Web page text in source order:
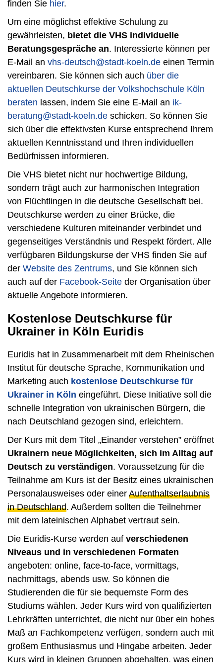
finden Sie hier.
Um eine möglichst effektive Schulung zu
gewährleisten, bietet die VHS individuelle
Beratungsgespräche an. Interessierte können per
E-Mail an vhs-deutsch@stadt-koeln.de einen Termin
vereinbaren. Sie können sich auch über die
aktuellen Deutschkurse der Volkshochschule Köln
beraten lassen, indem Sie eine E-Mail an ik-
beratung@stadt-koeln.de schicken. So können Sie
sich über die effektivsten Kurse entsprechend Ihrem
aktuellen Kenntnisstand und Ihren individuellen
Bedürfnissen informieren.
Die VHS bietet nicht nur hochwertige Bildung,
sondern trägt auch zur harmonischen Integration
von Flüchtlingen in die deutsche Gesellschaft bei.
Deutschkurse werden zu einer Brücke, die
verschiedene Kulturen miteinander verbindet und
gegenseitiges Verständnis und Respekt fördert. Alle
verfügbaren Bildungskurse der VHS finden Sie auf
der Website des Zentrums, und Sie können sich
auch auf der Facebook-Seite der Organisation über
aktuelle Angebote informieren.
Kostenlose Deutschkurse für
Ukrainer in Köln Euridis
Euridis hat in Zusammenarbeit mit dem Rheinischen
Institut für deutsche Sprache, Kommunikation und
Marketing auch kostenlose Deutschkurse für
Ukrainer in Köln eingeführt. Diese Initiative soll die
schnelle Integration von ukrainischen Bürgern, die
nach Deutschland gezogen sind, erleichtern.
Der Kurs mit dem Titel „Einander verstehen” eröffnet
Ukrainern neue Möglichkeiten, sich im Alltag auf
Deutsch zu verständigen. Voraussetzung für die
Teilnahme am Kurs ist der Besitz eines ukrainischen
Personalausweises oder einer Aufenthaltserlaubnis
in Deutschland. Außerdem sollten die Teilnehmer
mit dem lateinischen Alphabet vertraut sein.
Die Euridis-Kurse werden auf verschiedenen
Niveaus und in verschiedenen Formaten
angeboten: online, face-to-face, vormittags,
nachmittags, abends usw. So können die
Studierenden die für sie bequemste Form des
Studiums wählen. Jeder Kurs wird von qualifizierten
Lehrkräften unterrichtet, die nicht nur über ein hohes
Maß an Fachkompetenz verfügen, sondern auch mit
großem Enthusiasmus und Hingabe arbeiten. Jeder
Kurs wird in kleinen Gruppen abgehalten, was einen